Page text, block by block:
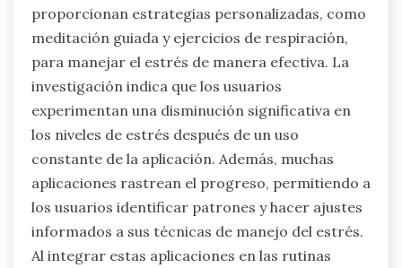
proporcionan estrategias personalizadas, como
meditación guiada y ejercicios de respiración,
para manejar el estrés de manera efectiva. La
investigación indica que los usuarios
experimentan una disminución significativa en
los niveles de estrés después de un uso
constante de la aplicación. Además, muchas
aplicaciones rastrean el progreso, permitiendo a
los usuarios identificar patrones y hacer ajustes
informados a sus técnicas de manejo del estrés.
Al integrar estas aplicaciones en las rutinas